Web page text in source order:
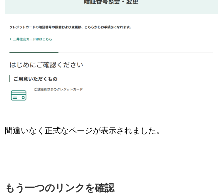
間違いなく正式なページが表示されました。
もう一つのリンクを確認